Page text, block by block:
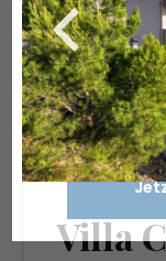
Villa
Der Rabatt
dieses
kombinierbar.
und nicht für